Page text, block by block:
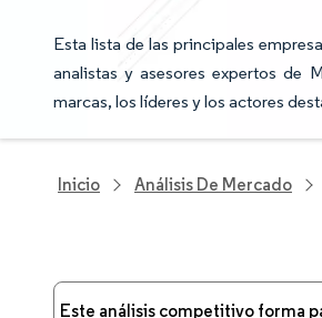
Esta lista de las principales
analistas y asesores expertos de
marcas, los líderes y los actores
Inicio Análisis De Mercado
Este análisis competitivo forma